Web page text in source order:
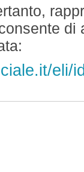
eli/